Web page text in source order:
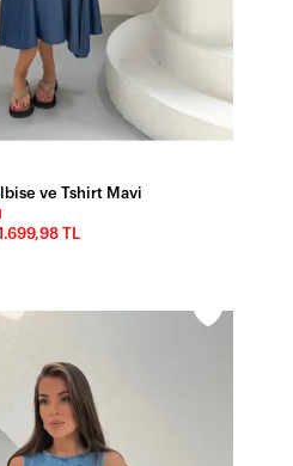
ve Tshirt Mavi
TL